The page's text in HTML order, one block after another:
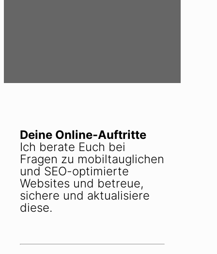
Deine Online-Auftritte
Ich berate Euch bei
Fragen zu mobiltauglichen
und SEO-optimierte
Websites und betreue,
sichere und aktualisiere
diese.